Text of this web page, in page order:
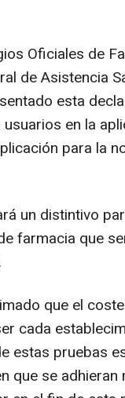
Oficiales de
de Asistencia
esta
en la
para la
un distintivo
farmacia que
que el
cada
estas pruebas
que se